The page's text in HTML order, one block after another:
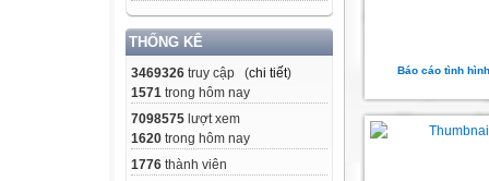
THỐNG KÊ
3469326 truy cập (chi tiết)
1571 trong hôm nay
7098575 lượt xem
1620 trong hôm nay
1776 thành viên
Báo cáo tình